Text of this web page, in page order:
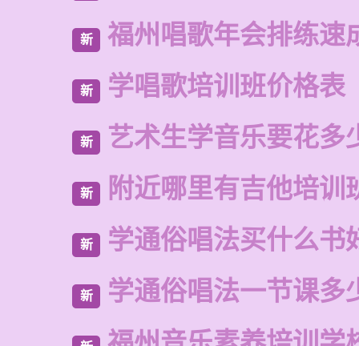
新 福州唱歌年会排练速
新 学唱歌培训班价格表
新 艺术生学音乐要花多
新 附近哪里有吉他培训
新 学通俗唱法买什么书
新 学通俗唱法一节课多